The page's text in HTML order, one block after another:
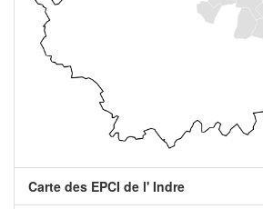
Carte des EPCI de l' Indre